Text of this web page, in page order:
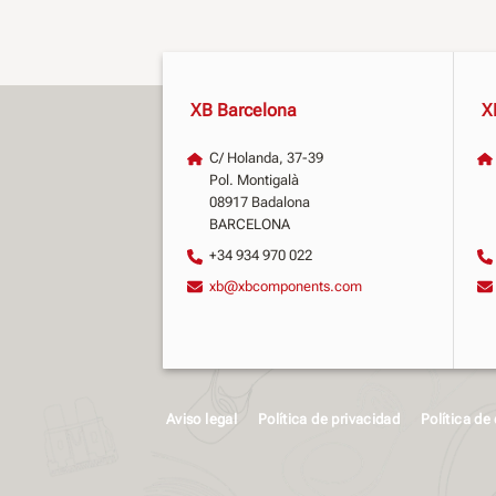
XB Barcelona
C/ Holanda, 37-39
Pol. Montigalà
08917 Badalona
BARCELONA
+34 934 970 022
xb@xbcomponents.com
Aviso legal Política de privacidad Política de